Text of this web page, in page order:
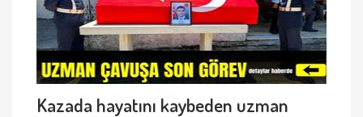
Kazada hayatını kaybeden uzman